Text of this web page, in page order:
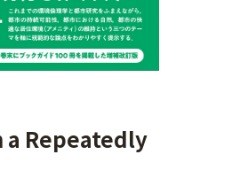
a Repeatedly